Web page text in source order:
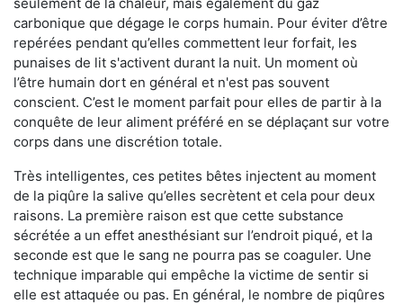
carbonique que dégage le corps humain. Pour éviter d’être
repérées pendant qu’elles commettent leur forfait, les
punaises de lit s'activent durant la nuit. Un moment où
l’être humain dort en général et n'est pas souvent
conscient. C’est le moment parfait pour elles de partir à la
conquête de leur aliment préféré en se déplaçant sur votre
corps dans une discrétion totale.
Très intelligentes, ces petites bêtes injectent au moment
de la piqûre la salive qu’elles secrètent et cela pour deux
raisons. La première raison est que cette substance
sécrétée a un effet anesthésiant sur l’endroit piqué, et la
seconde est que le sang ne pourra pas se coaguler. Une
technique imparable qui empêche la victime de sentir si
elle est attaquée ou pas. En général, le nombre de piqûres